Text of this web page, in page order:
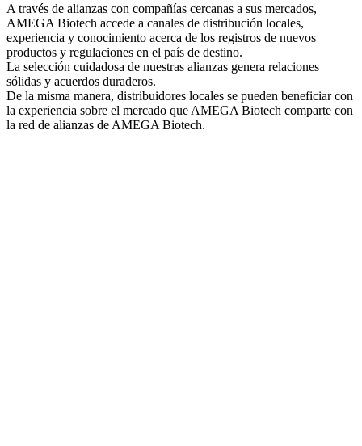
A través de alianzas con compañías cercanas a sus mercados,
AMEGA Biotech accede a canales de distribución locales,
experiencia y conocimiento acerca de los registros de nuevos
productos y regulaciones en el país de destino.
La selección cuidadosa de nuestras alianzas genera relaciones
sólidas y acuerdos duraderos.
De la misma manera, distribuidores locales se pueden beneficiar con
la experiencia sobre el mercado que AMEGA Biotech comparte con
la red de alianzas de AMEGA Biotech.